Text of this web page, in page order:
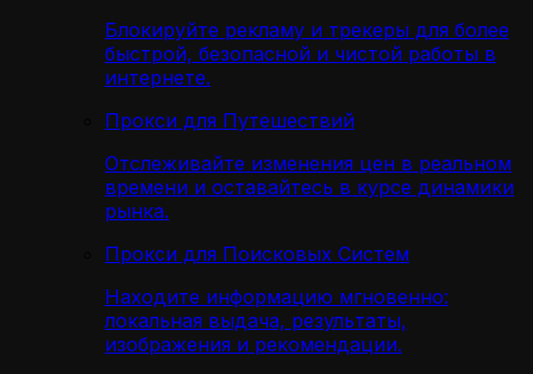
Блокируйте рекламу и трекеры для более
быстрой, безопасной и чистой работы в
интернете.
Прокси для Путешествий
Отслеживайте изменения цен в реальном
времени и оставайтесь в курсе динамики
рынка.
Прокси для Поисковых Систем
Находите информацию мгновенно:
локальная выдача, результаты,
изображения и рекомендации.